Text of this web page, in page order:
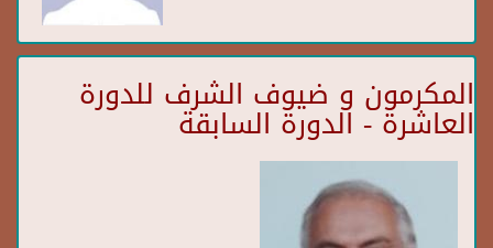
المكرمون و ضيوف الشرف للدورة
العاشرة - الدورة السابقة